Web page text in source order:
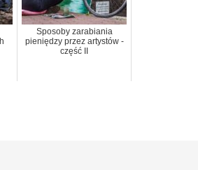
Sposoby zarabiania
pieniędzy przez artystów -
część II